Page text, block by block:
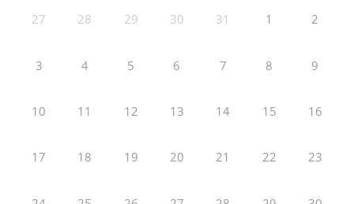
27 28 29 30 31 1 2
3 4 5 6 7 8 9
10 11 12 13 14 15 16
17 18 19 20 21 22 23